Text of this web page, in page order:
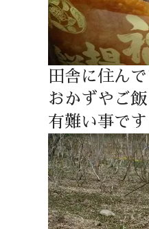
田舎に住ん
おかずやご
有難い事で